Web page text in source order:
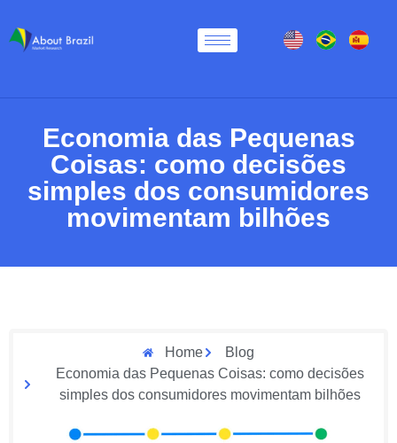
Economia das Pequenas
Coisas: como decisões
simples dos consumidores
movimentam bilhões
Home
Blog
Economia das Pequenas Coisas: como decisões
simples dos consumidores movimentam bilhões